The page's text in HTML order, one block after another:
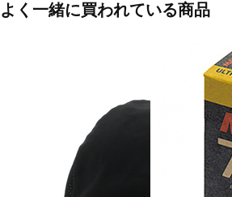
よく一緒に買われている商品